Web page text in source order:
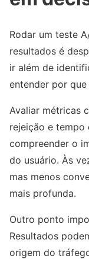
Rodar um teste
resultados é
ir além de
entender por
Avaliar métricas
rejeição e tempo
compreender o
do usuário. Às
mas menos
mais profunda.
Outro ponto
Resultados
origem do